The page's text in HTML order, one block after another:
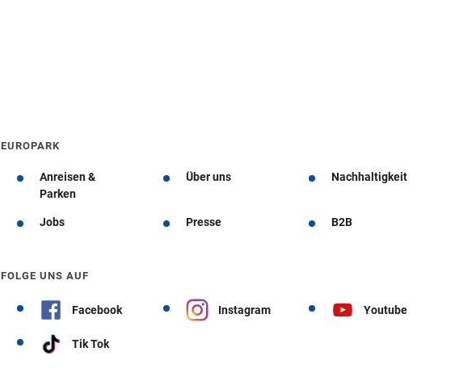
EUROPARK
Anreisen &
Parken
Über uns Nachhaltigkeit
Jobs Presse B2B
FOLGE UNS AUF
Facebook Instagram Youtube
Tik Tok